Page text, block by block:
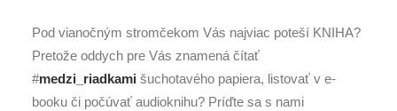
Pod vianočným stromčekom Vás najviac poteší KNIHA?
Pretože oddych pre Vás znamená čítať
#medzi_riadkami šuchotavého papiera, listovať v e-
booku či počúvať audioknihu? Príďte sa s nami